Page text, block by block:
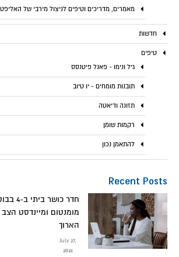
מאמרים, מדריכים וטיפים לניצול מירבי של
חדשות
טיפים
גיל ונימו - פאנל פיטנסס
תובנות מומחים - יו טיוב
תזונה ודיאטה
רקמות שומן
להתאמן נכון
Recent Posts
חדר כושר
מומנטום ומיינדסט
הארוך
July 27,
2026